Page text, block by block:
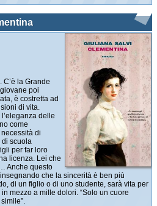
C’è la Grande
poi
è costretta ad
di vita.
delle
come
di
scuola
per far loro
licenza. Lei che
Anche questo
che la sincerità è ben più
di un figlio o di uno studente, sarà vita per
mezzo a mille dolori. “Solo un cuore